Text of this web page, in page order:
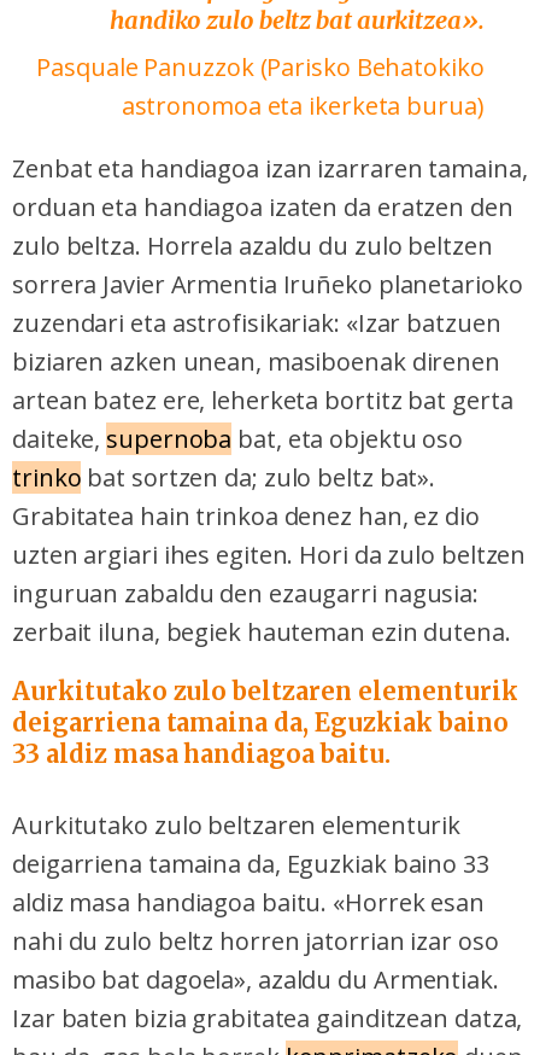
handiko zulo beltz bat aurkitzea».
Pasquale Panuzzok (Parisko Behatokiko
astronomoa eta ikerketa burua)
Zenbat eta handiagoa izan izarraren tamaina,
orduan eta handiagoa izaten da eratzen den
zulo beltza. Horrela azaldu du zulo beltzen
sorrera Javier Armentia Iruñeko planetarioko
zuzendari eta astrofisikariak: «Izar batzuen
biziaren azken unean, masiboenak direnen
artean batez ere, leherketa bortitz bat gerta
daiteke, supernoba bat, eta objektu oso
trinko bat sortzen da; zulo beltz bat».
Grabitatea hain trinkoa denez han, ez dio
uzten argiari ihes egiten. Hori da zulo beltzen
inguruan zabaldu den ezaugarri nagusia:
zerbait iluna, begiek hauteman ezin dutena.
Aurkitutako zulo beltzaren elementurik
deigarriena tamaina da, Eguzkiak baino
33 aldiz masa handiagoa baitu.
Aurkitutako zulo beltzaren elementurik
deigarriena tamaina da, Eguzkiak baino 33
aldiz masa handiagoa baitu. «Horrek esan
nahi du zulo beltz horren jatorrian izar oso
masibo bat dagoela», azaldu du Armentiak.
Izar baten bizia grabitatea gainditzean datza,